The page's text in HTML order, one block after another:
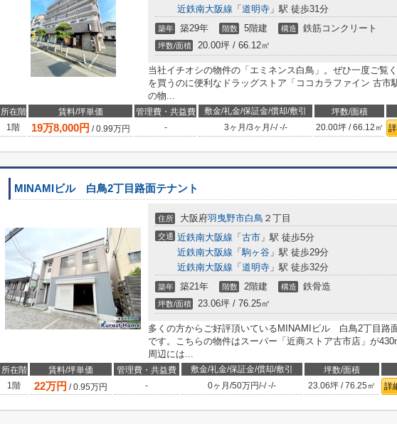
近鉄南大阪線 「 道明寺 」駅 徒歩31分
築年 築29年 階数 5階建 構造 鉄筋コンクリート
坪数/面積 20.00坪 / 66.12㎡
当社イチオシの物件の「エミネンス白鳥」。ぜひ一度ご覧
を買うのに便利なドラッグストア「ココカラファイン 古市
の物...
所在階 賃料/坪単価 管理費・共益費 敷金/礼金/保証金/償却/敷引 坪数/面積
1階
19万8,000円 /0.99万円 - 3ヶ月 /3ヶ月 /-/-/- 20.00坪 / 66.12㎡
MINAMIビル 白鳥2丁目路面テナント
住所 大阪府羽曳野市白鳥 ２丁目
交通 近鉄南大阪線 「 古市 」駅 徒歩5分
近鉄南大阪線 「駒ヶ谷 」駅 徒歩29分
近鉄南大阪線 「 道明寺 」駅 徒歩32分
築年 築21年 階数 2階建 構造 鉄骨造
坪数/面積 23.06坪 / 76.25㎡
多くの方からご好評頂いているMINAMIビル 白鳥2丁目路
です。こちらの物件はスーパー「近商ストア古市店」が
周辺には...
所在階 賃料/坪単価 管理費・共益費 敷金/礼金/保証金/償却/敷引 坪数/面積
1階
22万円 /0.95万円 - 0ヶ月 /50万円/-/-/- 23.06坪 / 76.25㎡ 詳